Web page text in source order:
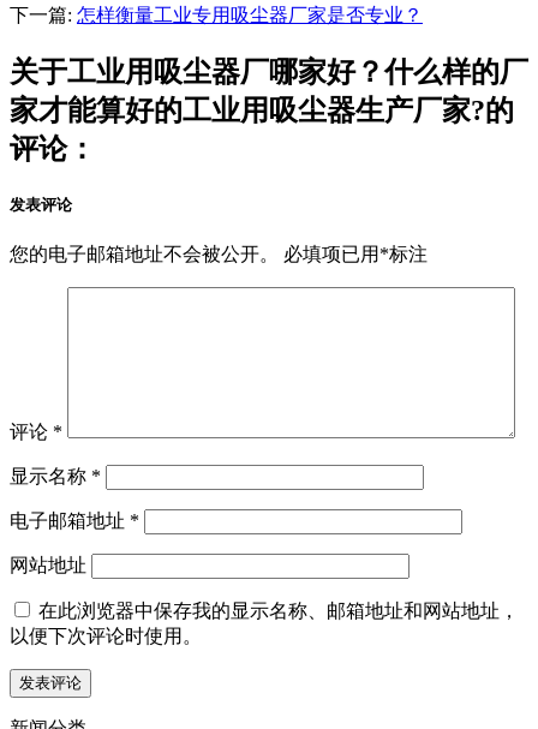
下一篇: 怎样衡量工业专用吸尘器厂家是否专业？
关于工业用吸尘器厂哪家好？什么样的厂
家才能算好的工业用吸尘器生产厂家?的
评论：
发表评论
您的电子邮箱地址不会被公开。 必填项已用 *标注
评论 *
显示名称 *
电子邮箱地址 *
网站地址
在此浏览器中保存我的显示名称、邮箱地址和网站地址，
以便下次评论时使用。